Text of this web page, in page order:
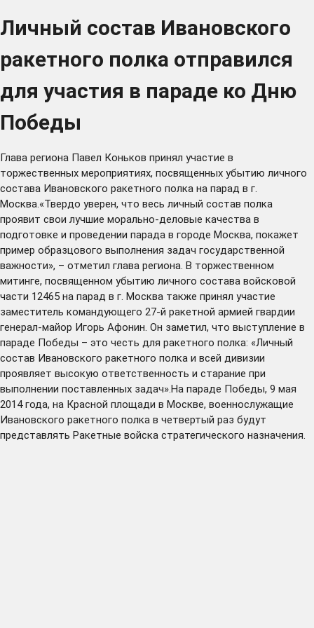
Личный состав Ивановского
ракетного полка отправился
для участия в параде ко Дню
Победы
Глава региона Павел Коньков принял участие в
торжественных мероприятиях, посвященных убытию личного
состава Ивановского ракетного полка на парад в г.
Москва.«Твердо уверен, что весь личный состав полка
проявит свои лучшие морально-деловые качества в
подготовке и проведении парада в городе Москва, покажет
пример образцового выполнения задач государственной
важности», – отметил глава региона. В торжественном
митинге, посвященном убытию личного состава войсковой
части 12465 на парад в г. Москва также принял участие
заместитель командующего 27-й ракетной армией гвардии
генерал-майор Игорь Афонин. Он заметил, что выступление в
параде Победы – это честь для ракетного полка: «Личный
состав Ивановского ракетного полка и всей дивизии
проявляет высокую ответственность и старание при
выполнении поставленных задач».На параде Победы, 9 мая
2014 года, на Красной площади в Москве, военнослужащие
Ивановского ракетного полка в четвертый раз будут
представлять Ракетные войска стратегического назначения.